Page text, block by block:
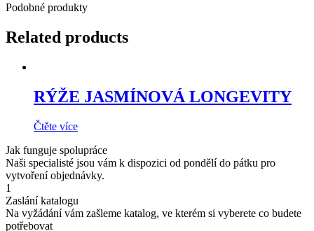
Podobné produkty
Related products
RÝŽE JASMÍNOVÁ LONGEVITY
Čtěte více
Jak funguje spolupráce
Naši specialisté jsou vám k dispozici od pondělí do pátku pro
vytvoření objednávky.
1
Zaslání katalogu
Na vyžádání vám zašleme katalog, ve kterém si vyberete co budete
potřebovat